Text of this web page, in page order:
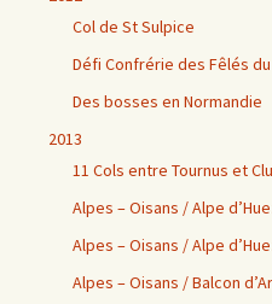
Col de St Sulpice
Défi Confrérie des Fêlés
Des bosses en Normandie
2013
11 Cols entre Tournus et
Alpes – Oisans / Alpe
Alpes – Oisans / Alpe
Alpes – Oisans / Balcon